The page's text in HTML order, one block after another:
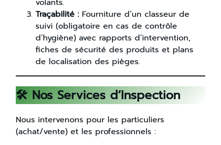
volants.
Traçabilité : Fourniture d’un classeur de
suivi (obligatoire en cas de contrôle
d’hygiène) avec rapports d’intervention,
fiches de sécurité des produits et plans
de localisation des pièges.
🛠️ Nos Services d’Inspection
Nous intervenons pour les particuliers
(achat/vente) et les professionnels :